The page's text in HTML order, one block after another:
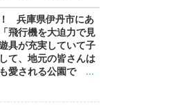
兵庫県伊丹市にあ
飛行機を大迫力で見
具が充実していて子
て、地元の皆さんは
愛される公園で...